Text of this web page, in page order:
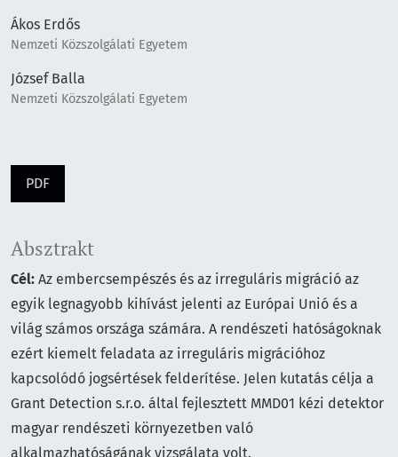
Ákos Erdős
Nemzeti Közszolgálati Egyetem
József Balla
Nemzeti Közszolgálati Egyetem
PDF
Absztrakt
Cél: Az embercsempészés és az irreguláris migráció az
egyik legnagyobb kihívást jelenti az Európai Unió és a
világ számos országa számára. A rendészeti hatóságoknak
ezért kiemelt feladata az irreguláris migrációhoz
kapcsolódó jogsértések felderítése. Jelen kutatás célja a
Grant Detection s.r.o. által fejlesztett MMD01 kézi detektor
magyar rendészeti környezetben való
alkalmazhatóságának vizsgálata volt.